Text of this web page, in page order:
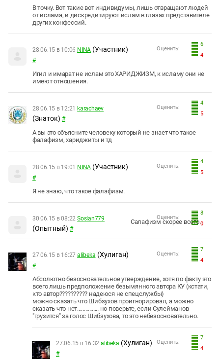
В точку. Вот такие вот индивидумы, лишь отвращают людей
от ислама, и дискредитируют ислам в глазах представителе
других конфессий.
6
4
Оценить:
28.06.15 в 10:06 NINA (Участник)
#
Игил и имарат не ислам это ХАРИДЖИЗМ, к исламу они не
имеют отношения.
4
5
Оценить:
28.06.15 в 12:21 karachaev
(Знаток) #
А вы это объясните человеку который не знает что такое
фалафизм, хариджиты и тд
4
5
Оценить:
28.06.15 в 19:01 NINA (Участник)
#
Я не знаю, что такое фалафизм.
8
0
Оценить:
30.06.15 в 08:22 Soslan779
(Опытный) #
Салафизм скорее всего.
7
4
Оценить:
27.06.15 в 16:27 alibeka (Хулиган)
#
Абсолютно безосновательное утверждение, хотя по факту это
всего лишь предположение безымянного автора КУ (кстати,
кто автор?????????? надеюся не спецслужбы)
можно сказать что Шибзухов проигнорировал, а можно
сказать что нет................ но поверьте, если Сулейманов
"грузится" за голос Шибзухова, то это небезосновательно.
7
4
Оценить:
27.06.15 в 16:32 alibeka (Хулиган)
#